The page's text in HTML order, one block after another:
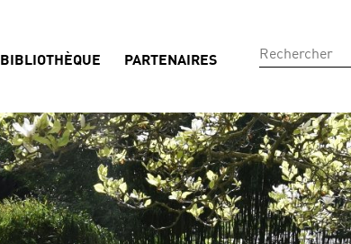
BIBLIOTHÈQUE PARTENAIRES